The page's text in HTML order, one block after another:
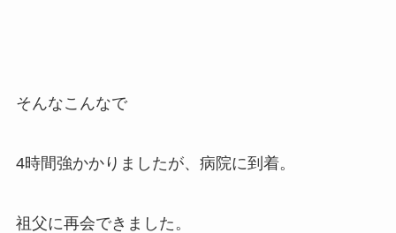
そんなこんなで
4時間強かかりましたが、病院に到着。
祖父に再会できました。